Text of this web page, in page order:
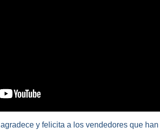
agradece y felicita a los vendedores que